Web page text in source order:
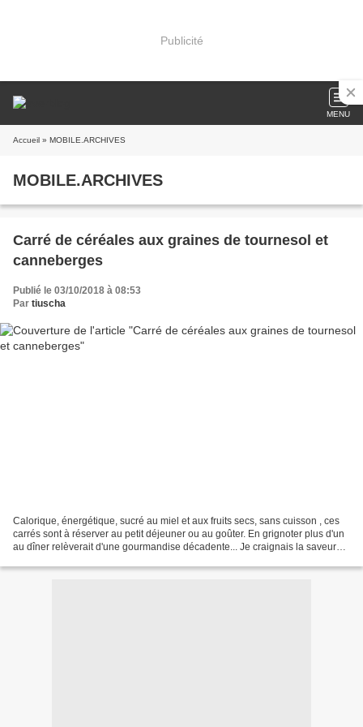
Publicité
MENU
Accueil » MOBILE.ARCHIVES
MOBILE.ARCHIVES
Carré de céréales aux graines de tournesol et
canneberges
Publié le 03/10/2018 à 08:53
Par tiuscha
Calorique, énergétique, sucré au miel et aux fruits secs, sans cuisson , ces
carrés sont à réserver au petit déjeuner ou au goûter. En grignoter plus d'un
au dîner relèverait d'une gourmandise décadente... Je craignais la saveur